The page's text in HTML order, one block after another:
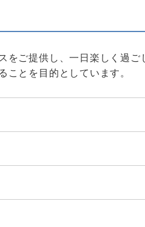
をご提供し、一日楽しく過ご
とを目的としています。